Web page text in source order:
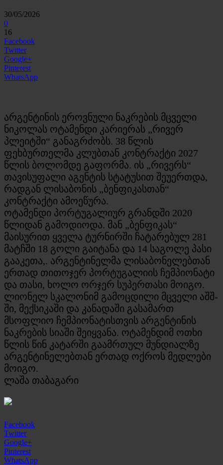
30/05/2026
0
16
Facebook
Twitter
Google+
Pinterest
WhatsApp
არგენტინის ეროვნული ნაკრების მცველი
ნიკოლას ოტამენდი კარიერას „რივერ
პლეიტში“ განაგრძობს. 38 წლის
ფეხბურთელმა კლუბთან კონტრაქტი 2027
წლის ბოლომდე გაფორმა. ის „რივერს“
თავისუფალი აგენტის სტატუსით შეუერთდა,
რადგან ლისაბონის „ბენფიკასთან“
კონტრაქტი ამოეწურა.
ოტამენდი პორტუგალიურ გრანდში 2020
წლიდან გამოდიოდა. მან „ბენფიკას“
მაისურით ყველა ტურნირში ჩატარებულ 281
მატჩში 18 გოლი გაიტანა და 14 საგოლე პასი
გააკეთა,. არგენტინელმა ლისაბონელებთან
ერთად თითოჯერ პორტუგალიის ჩემპიონატი
და თასი, ხოლო ორჯერ სუპერთასი მოიგო.
ლიონელ სკალონიმ გამოცდილი მცველი აშშ-
ში, მექსიკაში და კანადაში გასამართ
მსოფლიო ჩემპიონატისთვის არგენტინის
ნაკრების სიაში შეიყვანა. ოტამენდიმ ოთხი
წლის წინ კატარში გაამრთულ მუნდიალზე
არგენტინელებთან ერთად ოქროს მედლები
მოიგო.
ლაშა თაბაგარი
Facebook
Twitter
Google+
Pinterest
WhatsApp